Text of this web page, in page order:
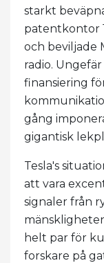
starkt
patentkontor
och beviljade
radio.
finansiering
gång
gigantisk
Tesla's
att vara
signaler från
helt par för
forskare på